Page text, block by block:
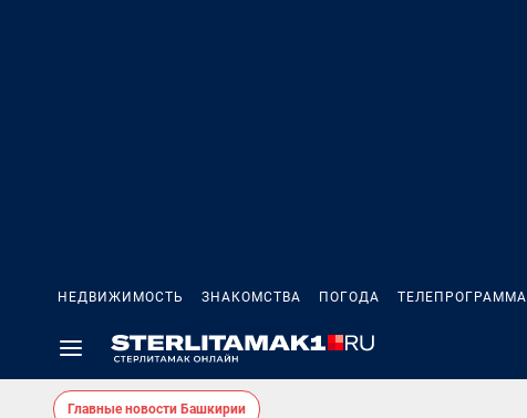
НЕДВИЖИМОСТЬ ЗНАКОМСТВА ПОГОДА ТЕЛЕПРОГРАММА
Главные новости Башкирии